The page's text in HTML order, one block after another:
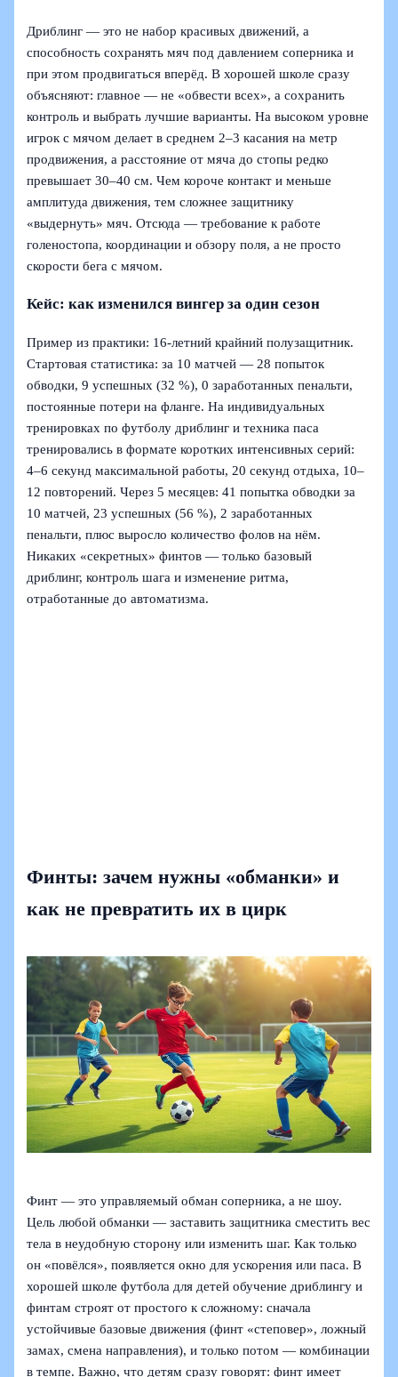
Дриблинг — это не набор красивых движений, а
способность сохранять мяч под давлением соперника и
при этом продвигаться вперёд. В хорошей школе сразу
объясняют: главное — не «обвести всех», а сохранить
контроль и выбрать лучшие варианты. На высоком уровне
игрок с мячом делает в среднем 2–3 касания на метр
продвижения, а расстояние от мяча до стопы редко
превышает 30–40 см. Чем короче контакт и меньше
амплитуда движения, тем сложнее защитнику
«выдернуть» мяч. Отсюда — требование к работе
голеностопа, координации и обзору поля, а не просто
скорости бега с мячом.
Кейс: как изменился вингер за один сезон
Пример из практики: 16‑летний крайний полузащитник.
Стартовая статистика: за 10 матчей — 28 попыток
обводки, 9 успешных (32 %), 0 заработанных пенальти,
постоянные потери на фланге. На индивидуальных
тренировках по футболу дриблинг и техника паса
тренировались в формате коротких интенсивных серий:
4–6 секунд максимальной работы, 20 секунд отдыха, 10–
12 повторений. Через 5 месяцев: 41 попытка обводки за
10 матчей, 23 успешных (56 %), 2 заработанных
пенальти, плюс выросло количество фолов на нём.
Никаких «секретных» финтов — только базовый
дриблинг, контроль шага и изменение ритма,
отработанные до автоматизма.
Финты: зачем нужны «обманки» и
как не превратить их в цирк
Финт — это управляемый обман соперника, а не шоу.
Цель любой обманки — заставить защитника сместить вес
тела в неудобную сторону или изменить шаг. Как только
он «повёлся», появляется окно для ускорения или паса. В
хорошей школе футбола для детей обучение дриблингу и
финтам строят от простого к сложному: сначала
устойчивые базовые движения (финт «степовер», ложный
замах, смена направления), и только потом — комбинации
в темпе. Важно, что детям сразу говорят: финт имеет